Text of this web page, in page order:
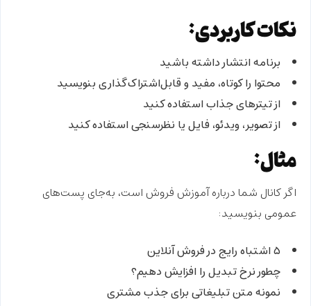
نکات کاربردی:
برنامه انتشار داشته باشید
محتوا را کوتاه، مفید و قابل‌اشتراک‌گذاری بنویسید
از تیترهای جذاب استفاده کنید
از تصویر، ویدئو، فایل یا نظرسنجی استفاده کنید
مثال:
اگر کانال شما درباره آموزش فروش است، به‌جای پست‌های
عمومی بنویسید:
۵ اشتباه رایج در فروش آنلاین
چطور نرخ تبدیل را افزایش دهیم؟
نمونه متن تبلیغاتی برای جذب مشتری